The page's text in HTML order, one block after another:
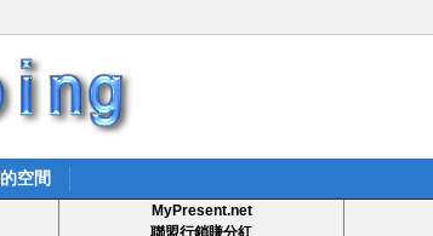
空間
MyPresent.net
聯盟行銷賺分紅